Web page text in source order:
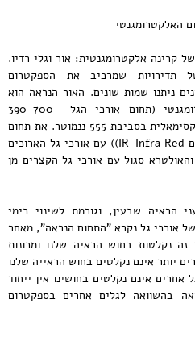
קרינה אלקטרומגנטית: אור וגלי רדיו.
תדירויות שמרכיב את הספקטרום
ניתנו שמות שונים. האור הנראה הוא
חלק צר מן הספקטרום האלקטרומגנטי (תחום אורכי הגל 390-700
ננומטר*). לעין האנושית רגישות מקסימאלית בסביבת 555 ננמוטר. את תחום
האור הנראה תוחמים, האינפרא אדום IR-Infra Red)) עם אורכי גל הארוכים
100 מיקרון*), והאולטרא סגול עם אורכי גל הקצרים מן
הראיה שבעין, וגורמת לשינוי כימי
אורכי גל נקרא "התחום הנראה", מאחר
זה נקלטות בחוש הראיה שלנו ומכונות
יותר אינם נקלטים בחוש הראייה שלנו
אינם נקלטים בחושינו אין ייחוד
בהשוואה לגלים אחרים בספקטרום